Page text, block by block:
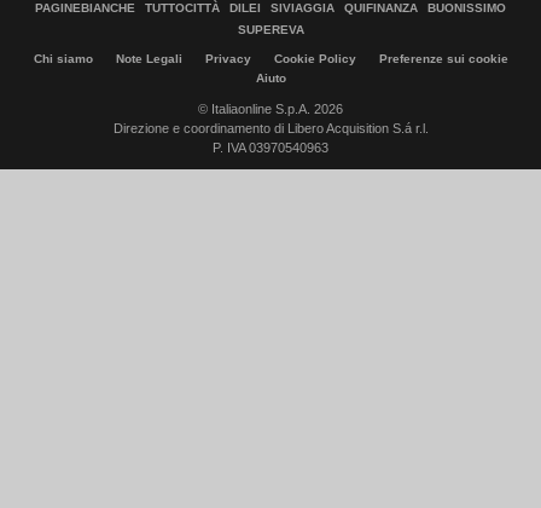
PAGINEBIANCHE
TUTTOCITTÀ DILEI SIVIAGGIA QUIFINANZA
BUONISSIMO
SUPEREVA
Chi siamo Note Legali Privacy Cookie Policy
Preferenze sui cookie
Aiuto
© Italiaonline S.p.A. 2026
Direzione e coordinamento di Libero Acquisition S.á r.l.
P. IVA 03970540963